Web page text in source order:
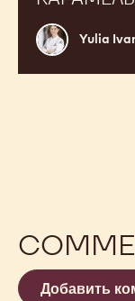
Yulia
Ivanova
Yulia
Добавить